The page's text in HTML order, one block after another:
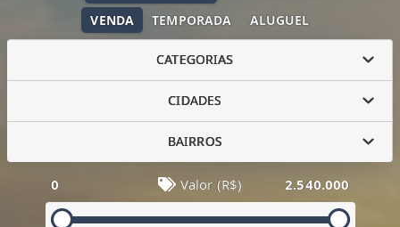
VENDA TEMPORADA ALUGUEL
CATEGORIAS
CIDADES
BAIRROS
0 Valor (R$) 2.540.000